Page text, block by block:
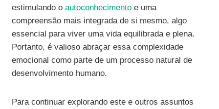
estimulando o autoconhecimento e uma
compreensão mais integrada de si mesmo, algo
essencial para viver uma vida equilibrada e plena.
Portanto, é valioso abraçar essa complexidade
emocional como parte de um processo natural de
desenvolvimento humano.
Para continuar explorando este e outros assuntos